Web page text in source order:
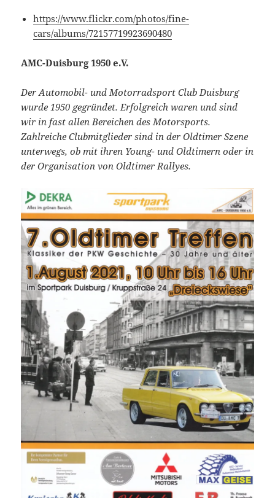
https://www.flickr.com/photos/fine-
cars/albums/72157719923690480
AMC-Duisburg 1950 e.V.
Der Automobil- und Motorradsport Club Duisburg
wurde 1950 gegründet. Erfolgreich waren und sind
wir in fast allen Bereichen des Motorsports.
Zahlreiche Clubmitglieder sind in der Oldtimer Szene
unterwegs, ob mit ihren Young- und Oldtimern oder in
der Organisation von Oldtimer Rallyes.